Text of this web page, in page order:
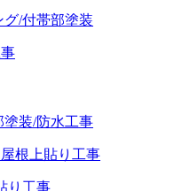
グ/付帯部塗装
塗装/防水工事
り工事